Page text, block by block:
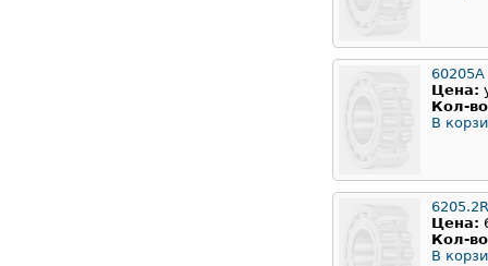
60205А
Цена:
Кол-
В
Цена:
Кол-
В